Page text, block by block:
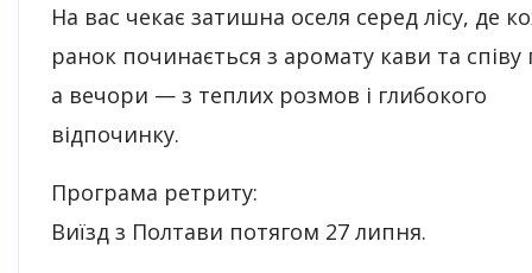
На вас чекає затишна оселя серед лісу, де
ранок починається з аромату кави та співу
а вечори — з теплих розмов і глибокого
відпочинку.
Програма ретриту:
Виїзд з Полтави потягом 27 липня.